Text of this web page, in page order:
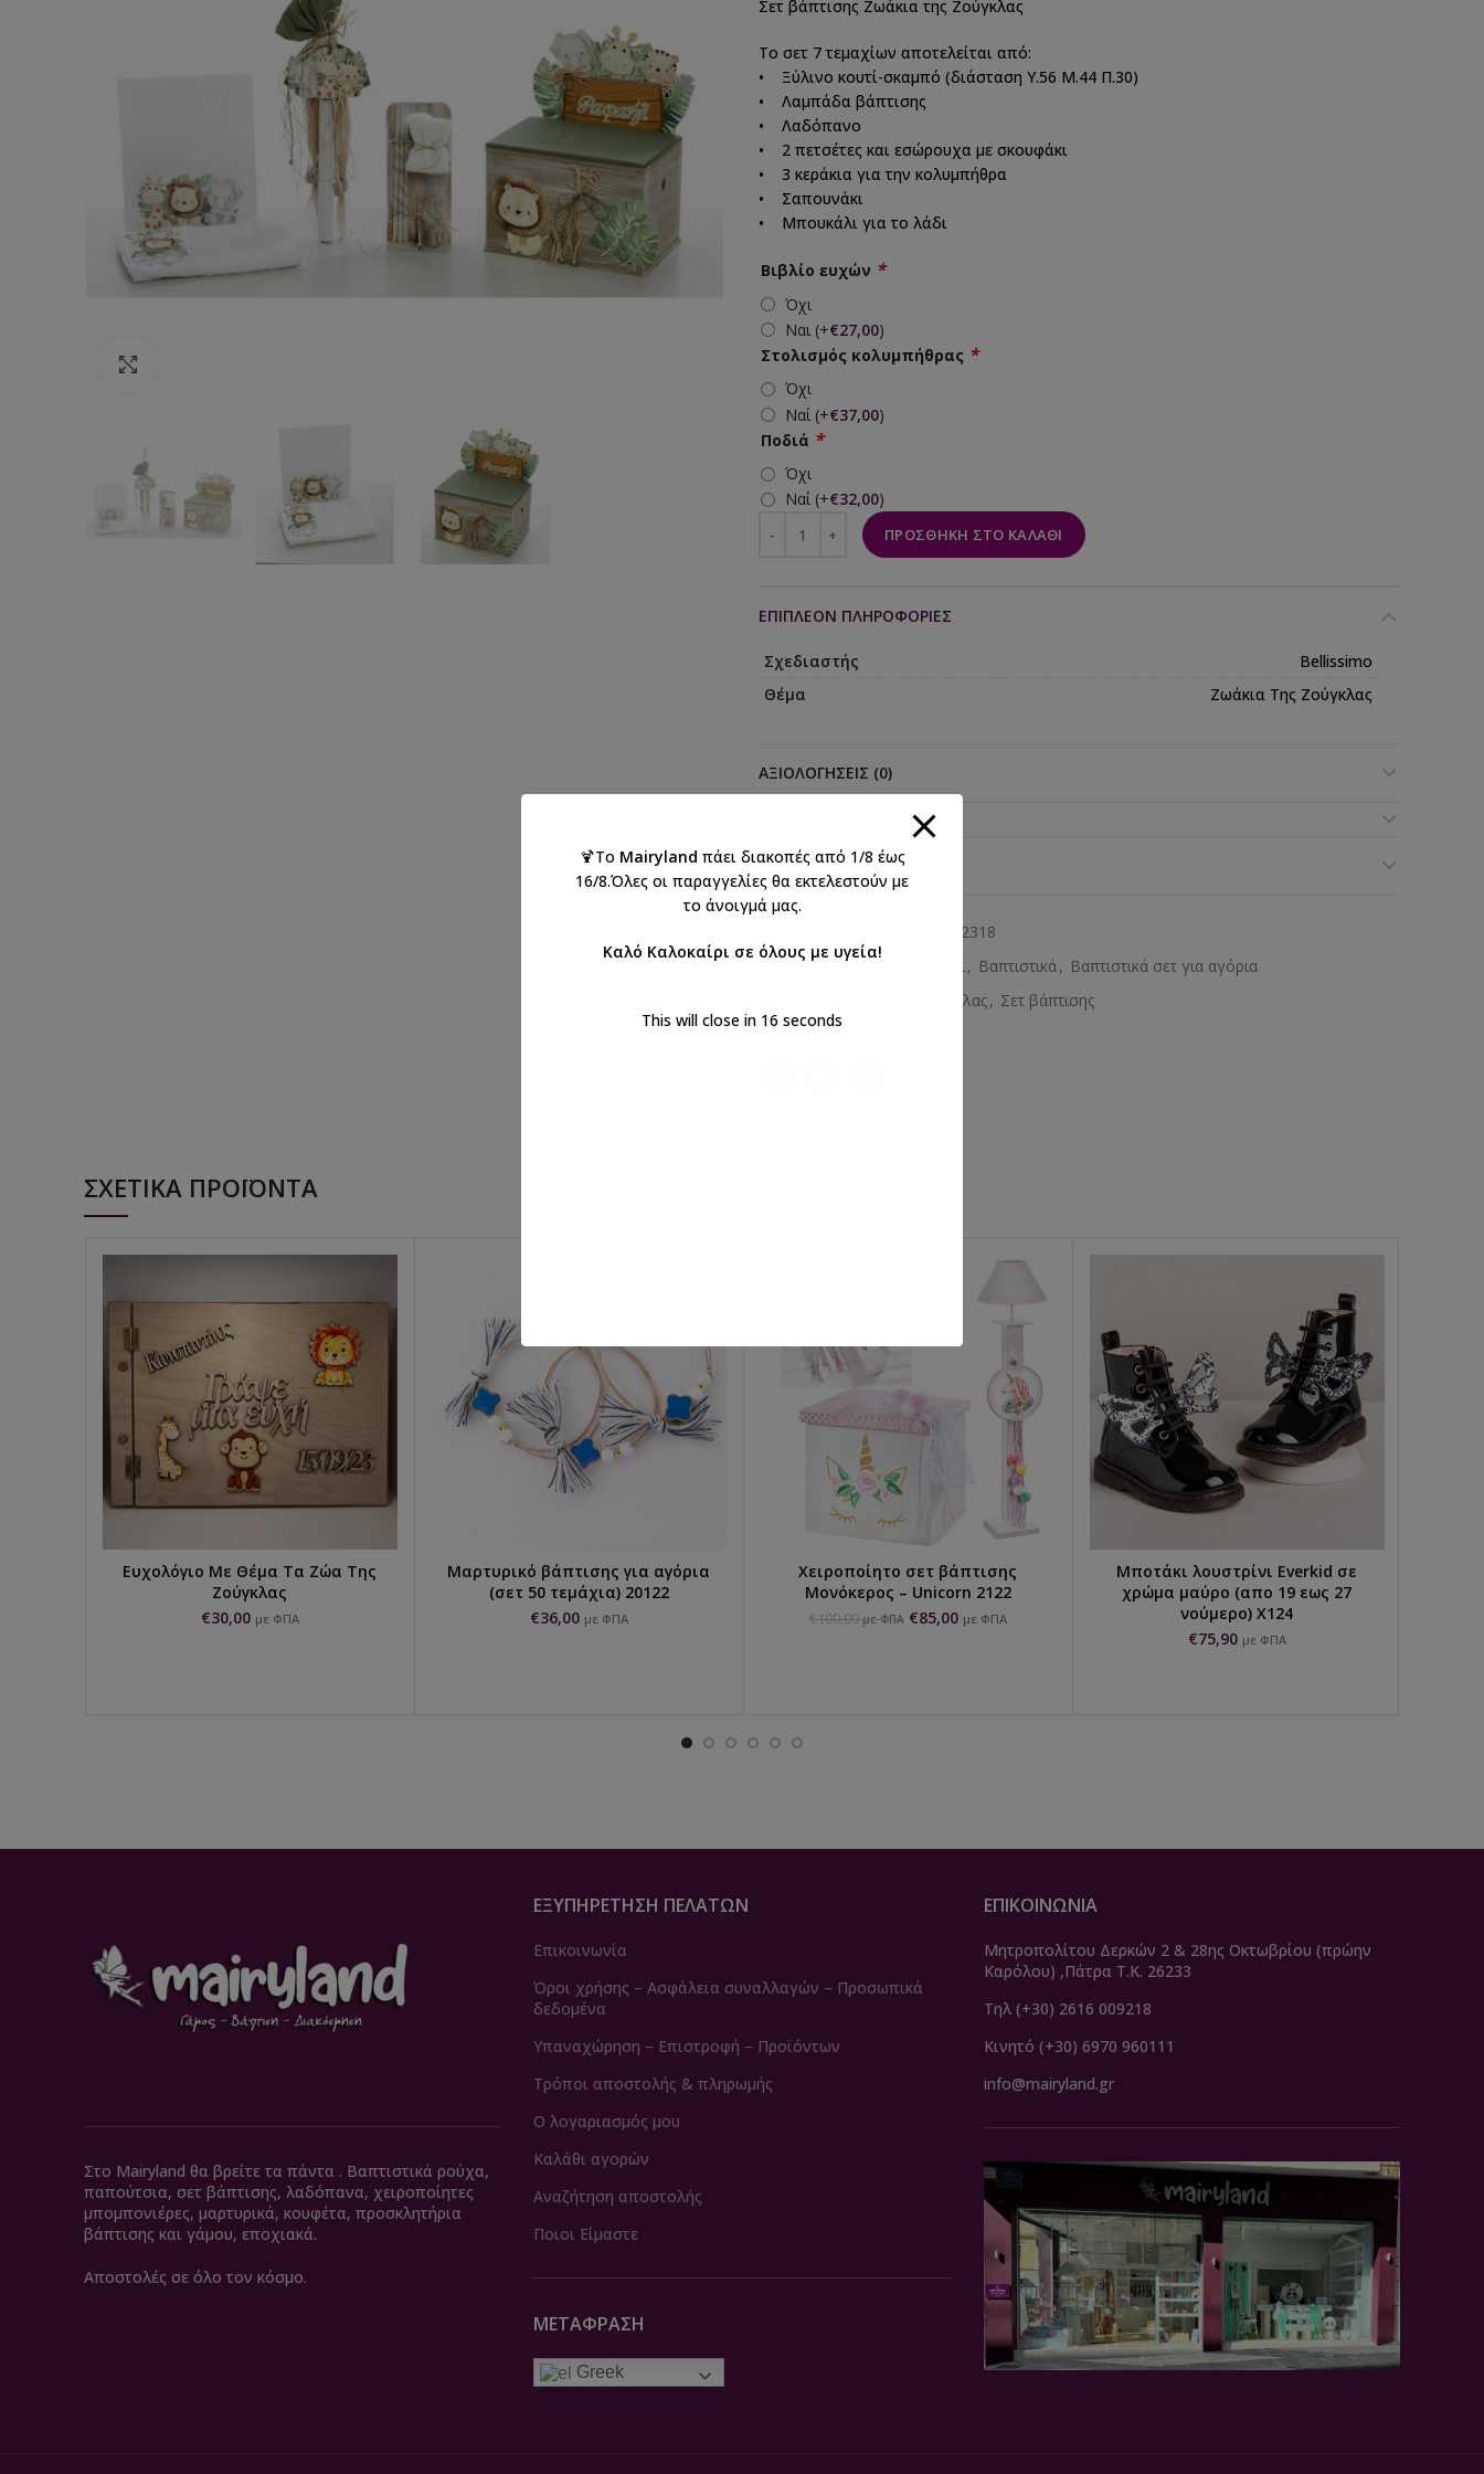
Σετ βάπτισης Ζωάκια της Ζούγκλας
Το σετ 7 τεμαχίων αποτελείται από:
• Ξύλινο κουτί-σκαμπό (διάσταση Υ.56 Μ.44 Π.30)
• Λαμπάδα βάπτισης
• Λαδόπανο
• 2 πετσέτες και εσώρουχα με σκουφάκι
• 3 κεράκια για την κολυμπήθρα
• Σαπουνάκι
• Μπουκάλι για το λάδι
Βιβλίο ευχών *
Όχι
Ναι (+€27,00)
Στολισμός κολυμπήθρας *
Όχι
Ναί (+€37,00)
Ποδιά *
Όχι
Ναί (+€32,00)
ΠΡΟΣΘΉΚΗ ΣΤΟ ΚΑΛΆΘΙ
ΕΠΙΠΛΈΟΝ ΠΛΗΡΟΦΟΡΊΕΣ
Σχεδιαστής
Bellissimo
Θέμα
Ζωάκια Της Ζούγκλας
ΑΞΙΟΛΟΓΉΣΕΙΣ (0)
ΑΠΟΣΤΟΛΉ & ΠΑΡΆΔΟΣΗ
ΣΚΒ-2318
Κατηγορίες:
Βάπτιση αγόρι, Βαπτιστικά, Βαπτιστικά σετ για αγόρια
Ζωάκια της ζούγκλας, Σετ βάπτισης
ΣΧΕΤΙΚΆ ΠΡΟΪΌΝΤΑ
ΕΠΙΛΟΓΉ...
Ευχολόγιο Με Θέμα Τα Ζώα Της
Ζούγκλας
€30,00 με ΦΠΑ
ΠΡΟΣΘΉΚΗ ΣΤΟ ΚΑΛΆΘΙ
Μαρτυρικό βάπτισης για αγόρια
(σετ 50 τεμάχια) 20122
€36,00 με ΦΠΑ
ΕΠΙΛΟΓΉ...
Χειροποίητο σετ βάπτισης
Μονόκερος – Unicorn 2122
€100,00 με ΦΠΑ €85,00 με ΦΠΑ
ΠΡΟΣΘΉΚΗ ΣΤΟ ΚΑΛΆΘΙ
Μποτάκι λουστρίνι Everkid σε
χρώμα μαύρο (απο 19 εως 27
νούμερο) X124
€75,90 με ΦΠΑ
Στο Mairyland θα βρείτε τα πάντα . Βαπτιστικά ρούχα,
παπούτσια, σετ βάπτισης, λαδόπανα, χειροποίητες
μπομπονιέρες, μαρτυρικά, κουφέτα, προσκλητήρια
βάπτισης και γάμου, εποχιακά.
Αποστολές σε όλο τον κόσμο.
ΕΞΥΠΗΡΈΤΗΣΗ ΠΕΛΑΤΏΝ
Επικοινωνία
Όροι χρήσης – Ασφάλεια συναλλαγών – Προσωπικά
δεδομένα
Υπαναχώρηση – Επιστροφή – Προϊόντων
Τρόποι αποστολής & πληρωμής
Ο λογαριασμός μου
Καλάθι αγορών
Αναζήτηση αποστολής
Ποιοι Είμαστε
ΜΕΤΆΦΡΑΣΗ
Greek
ΕΠΙΚΟΙΝΩΝΙΑ
Μητροπολίτου Δερκών 2 & 28ης Οκτωβρίου (πρώην
Καρόλου) ,Πάτρα Τ.Κ. 26233
Τηλ (+30) 2616 009218
Κινητό (+30) 6970 960111
info@mairyland.gr
🍹Το Mairyland πάει διακοπές από 1/8 έως
16/8.Όλες οι παραγγελίες θα εκτελεστούν με
το άνοιγμά μας.
Καλό Καλοκαίρι σε όλους με υγεία!
This will close in 16 seconds